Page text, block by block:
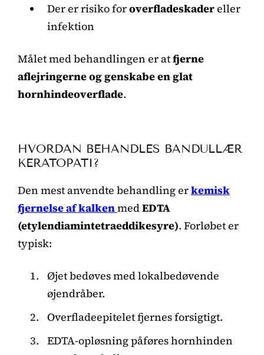
Der er risiko foroverfladeskadereller
infektion
Målet med behandlingen er atfjerne
aflejringerne og genskabe en glat
hornhindeoverflade.
HVORDAN BEHANDLES BANDULLÆR
KERATOPATI?
Den mest anvendte behandling erkemisk
fjernelse af kalkenmedEDTA
(etylendiamintetraeddikesyre). Forløbet er
typisk:
Øjet bedøves med lokalbedøvende
øjendråber.
Overfladeepitelet fjernes forsigtigt.
EDTA-opløsning påføres hornhinden